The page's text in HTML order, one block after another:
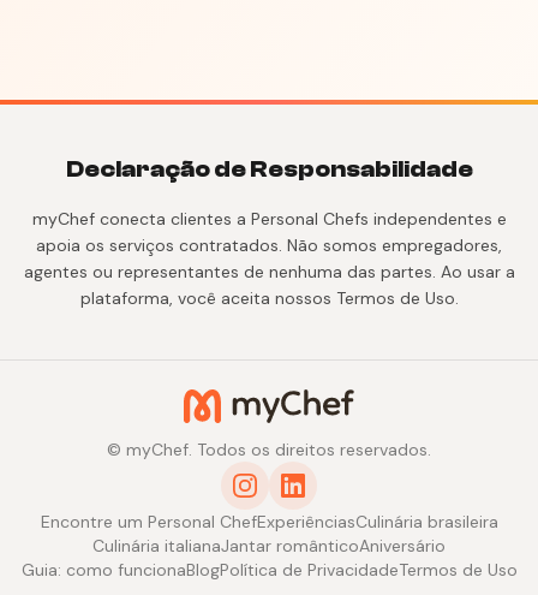
Declaração de Responsabilidade
myChef conecta clientes a Personal Chefs independentes e
apoia os serviços contratados. Não somos empregadores,
agentes ou representantes de nenhuma das partes. Ao usar a
plataforma, você aceita nossos Termos de Uso.
© myChef. Todos os direitos reservados.
Encontre um Personal ChefExperiênciasCulinária brasileira
Culinária italianaJantar românticoAniversário
Guia: como funcionaBlogPolítica de PrivacidadeTermos de Uso